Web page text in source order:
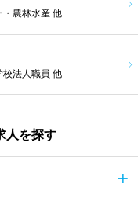
・農林水産 他
校法人職員 他
人を探す